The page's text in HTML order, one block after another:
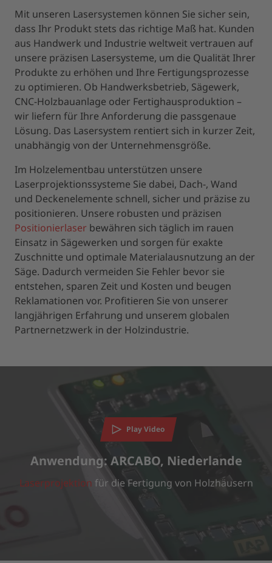
Mit unseren Lasersystemen können Sie sicher sein,
dass Ihr Produkt stets das richtige Maß hat. Kunden
aus Handwerk und Industrie weltweit vertrauen auf
unsere präzisen Lasersysteme, um die Qualität Ihrer
Produkte zu erhöhen und Ihre Fertigungsprozesse
zu optimieren. Ob Handwerksbetrieb, Sägewerk,
CNC-Holzbauanlage oder Fertighausproduktion –
wir liefern für Ihre Anforderung die passgenaue
Lösung. Das Lasersystem rentiert sich in kurzer Zeit,
unabhängig von der Unternehmensgröße.
Im Holzelementbau unterstützen unsere
Laserprojektionssysteme Sie dabei, Dach-, Wand
und Deckenelemente schnell, sicher und präzise zu
positionieren. Unsere robusten und präzisen
Positionierlaser bewähren sich täglich im rauen
Einsatz in Sägewerken und sorgen für exakte
Zuschnitte und optimale Materialausnutzung an der
Säge. Dadurch vermeiden Sie Fehler bevor sie
entstehen, sparen Zeit und Kosten und beugen
Reklamationen vor. Profitieren Sie von unserer
langjährigen Erfahrung und unserem globalen
Partnernetzwerk in der Holzindustrie.
Wir benötigen Ihre Zustimmung, um den
YouTube Video-Service zu laden!
Wir verwenden einen Service eines Drittanbieters, um
Videoinhalte einzubetten. Dieser Service kann Daten zu Ihren
Aktivitäten sammeln. Bitte lesen Sie die Details durch und
stimmen Sie der Nutzung des Service zu, um dieses Video
anzusehen.
MEHR INFORMATIONEN
AKZEPTIEREN
Play Video
Anwendung: ARCABO, Niederlande
Laserprojektion für die Fertigung von Holzhäusern